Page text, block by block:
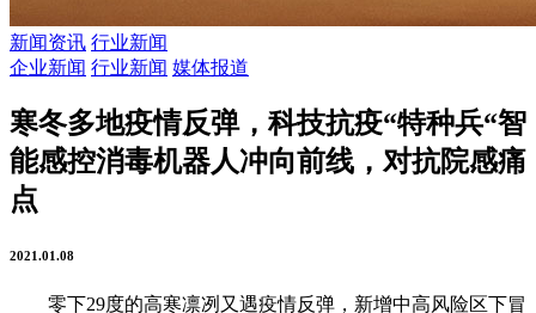
新闻资讯 行业新闻
企业新闻 行业新闻 媒体报道
寒冬多地疫情反弹，科技抗疫“特种兵“智
能感控消毒机器人冲向前线，对抗院感痛
点
2021.01.08
零下29度的高寒凛冽又遇疫情反弹，新增中高风险区下冒